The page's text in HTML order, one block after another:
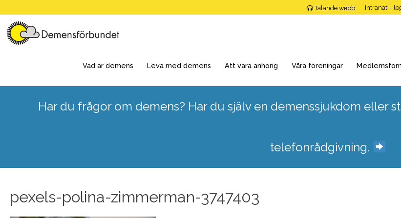
to
content
Talande webb Intranät –
Vad är demens Leva med demens Att vara anhörig Våra föreningar
Har du frågor om demens? Har du själv en demenssjukdom eller
telefonrådgivning.
pexels-polina-zimmerman-3747403